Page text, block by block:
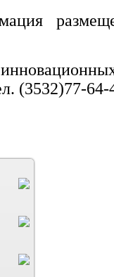
(3532)77-64-